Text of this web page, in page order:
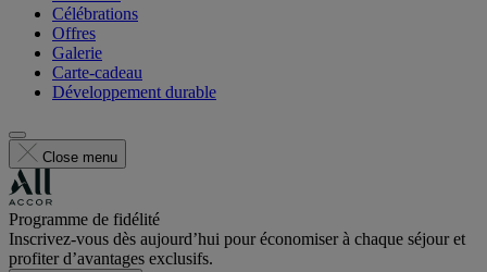
Célébrations
Offres
Galerie
Carte-cadeau
Développement durable
Close menu
Programme de fidélité
Inscrivez-vous dès aujourd’hui pour économiser à chaque séjour et
profiter d’avantages exclusifs.